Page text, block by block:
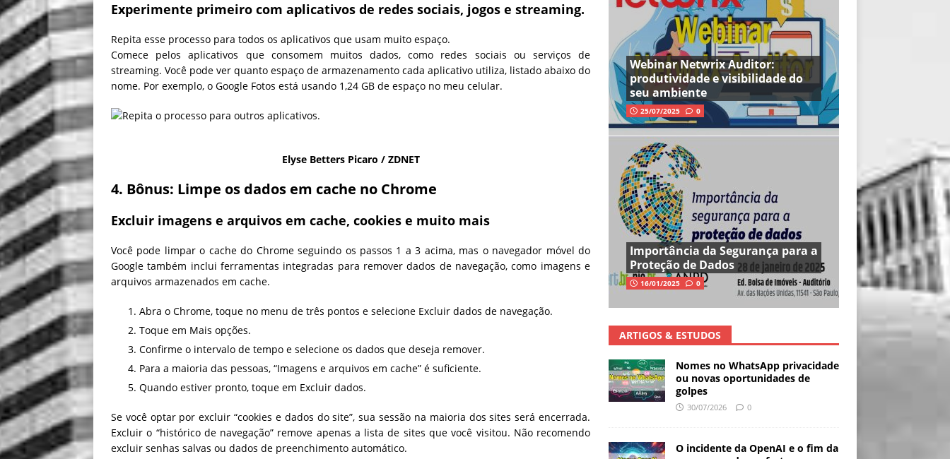
Experimente primeiro com aplicativos de redes sociais, jogos e streaming.
Repita esse processo para todos os aplicativos que usam muito espaço.
Comece pelos aplicativos que consomem muitos dados, como redes sociais ou serviços de
streaming. Você pode ver quanto espaço de armazenamento cada aplicativo utiliza, listado abaixo do
nome. Por exemplo, o Google Fotos está usando 1,24 GB de espaço no meu celular.
Elyse Betters Picaro / ZDNET
4. Bônus: Limpe os dados em cache no Chrome
Excluir imagens e arquivos em cache, cookies e muito mais
Você pode limpar o cache do Chrome seguindo os passos 1 a 3 acima, mas o navegador móvel do
Google também inclui ferramentas integradas para remover dados de navegação, como imagens e
arquivos armazenados em cache.
Abra o Chrome, toque no menu de três pontos e selecione Excluir dados de navegação.
Toque em Mais opções.
Confirme o intervalo de tempo e selecione os dados que deseja remover.
Para a maioria das pessoas, “Imagens e arquivos em cache” é suficiente.
Quando estiver pronto, toque em Excluir dados.
Se você optar por excluir “cookies e dados do site”, sua sessão na maioria dos sites será encerrada.
Excluir o “histórico de navegação” remove apenas a lista de sites que você visitou. Não recomendo
excluir senhas salvas ou dados de preenchimento automático.
Webinar Netwrix Auditor:
produtividade e visibilidade do
seu ambiente
25/07/2025 0
Importância da Segurança para a
Proteção de Dados
16/01/2025 0
ARTIGOS & ESTUDOS
Nomes no WhatsApp privacidade
ou novas oportunidades de
golpes
30/07/2026 0
O incidente da OpenAI e o fim da